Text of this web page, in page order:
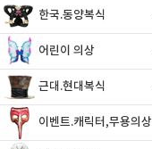
한국.동양복식
어린이 의상
근대.현대복식
이벤트.캐릭터,무용의상